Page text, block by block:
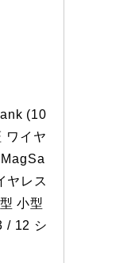
(10
ワイヤ
ヤレス
小型
/ 12 シ